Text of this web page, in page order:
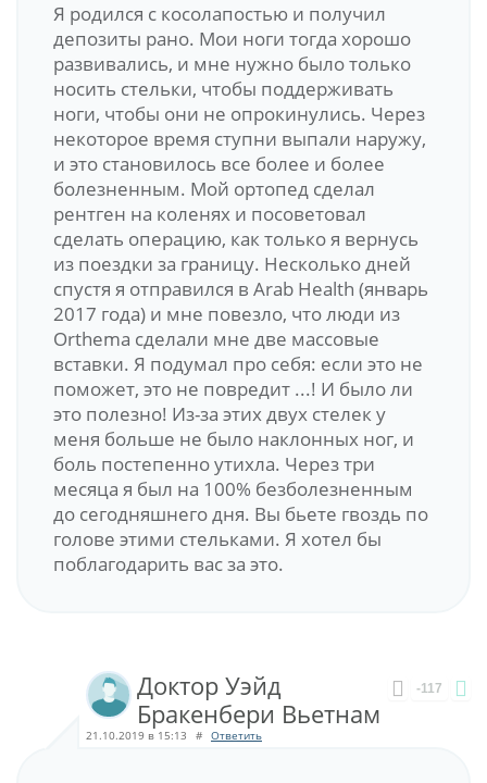
Я родился с косолапостью и получил
депозиты рано. Мои ноги тогда хорошо
развивались, и мне нужно было только
носить стельки, чтобы поддерживать
ноги, чтобы они не опрокинулись. Через
некоторое время ступни выпали наружу,
и это становилось все более и более
болезненным. Мой ортопед сделал
рентген на коленях и посоветовал
сделать операцию, как только я вернусь
из поездки за границу. Несколько дней
спустя я отправился в Arab Health (январь
2017 года) и мне повезло, что люди из
Orthema сделали мне две массовые
вставки. Я подумал про себя: если это не
поможет, это не повредит ...! И было ли
это полезно! Из-за этих двух стелек у
меня больше не было наклонных ног, и
боль постепенно утихла. Через три
месяца я был на 100% безболезненным
до сегодняшнего дня. Вы бьете гвоздь по
голове этими стельками. Я хотел бы
поблагодарить вас за это.
-117
Доктор Уэйд
Бракенбери Вьетнам
21.10.2019 в 15:13 # Ответить